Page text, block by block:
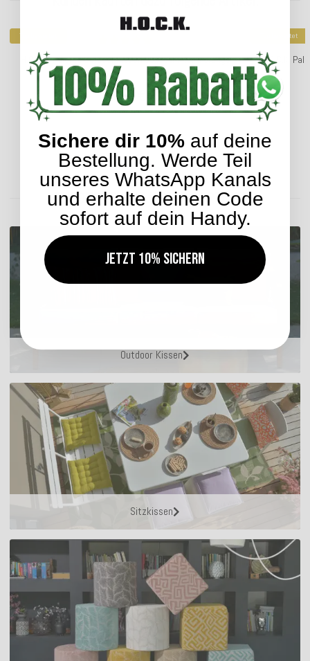
Top bewertet
H.O.C.K. Paloma Outdoor Kissen 50x30cm floral orange
25,99 €
Lieferzeit: ca. 5-7 Werktage
Top bewertet
H.O.C.K.
ENTDECKEN SIE UNSER SORTIMENT
Outdoor Kissen
Sitzkissen
Sichere dir 10% auf deine
Bestellung. Werde Teil
unseres WhatsApp Kanals
und erhalte deinen Code
sofort auf dein Handy.
Jetzt 10% sichern